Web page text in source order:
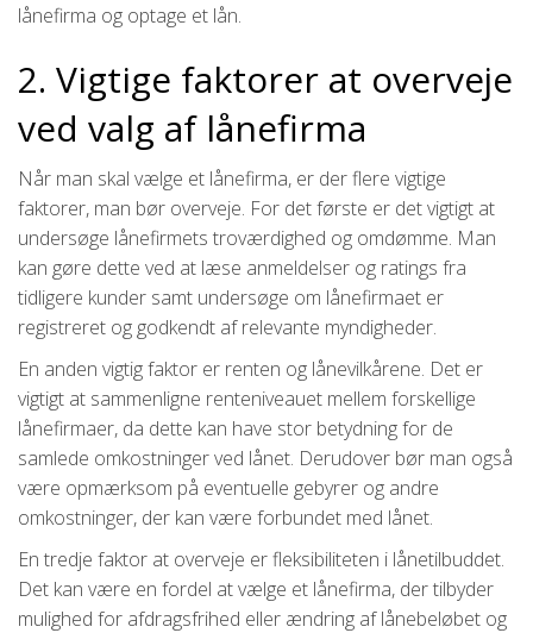
lånefirma og optage et lån.
2. Vigtige faktorer at overveje
ved valg af lånefirma
Når man skal vælge et lånefirma, er der flere vigtige
faktorer, man bør overveje. For det første er det vigtigt at
undersøge lånefirmets troværdighed og omdømme. Man
kan gøre dette ved at læse anmeldelser og ratings fra
tidligere kunder samt undersøge om lånefirmaet er
registreret og godkendt af relevante myndigheder.
En anden vigtig faktor er renten og lånevilkårene. Det er
vigtigt at sammenligne renteniveauet mellem forskellige
lånefirmaer, da dette kan have stor betydning for de
samlede omkostninger ved lånet. Derudover bør man også
være opmærksom på eventuelle gebyrer og andre
omkostninger, der kan være forbundet med lånet.
En tredje faktor at overveje er fleksibiliteten i lånetilbuddet.
Det kan være en fordel at vælge et lånefirma, der tilbyder
mulighed for afdragsfrihed eller ændring af lånebeløbet og